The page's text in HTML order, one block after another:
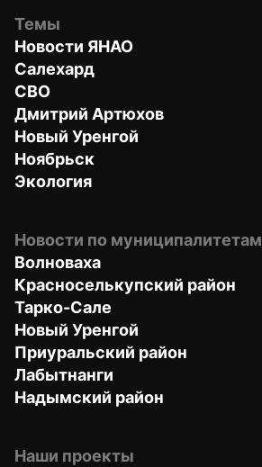
Темы
Новости ЯНАО
Салехард
СВО
Дмитрий Артюхов
Новый Уренгой
Ноябрьск
Экология
Новости по муниципалитетам
Волноваха
Красноселькупский район
Тарко-Сале
Новый Уренгой
Приуральский район
Лабытнанги
Надымский район
Наши проекты